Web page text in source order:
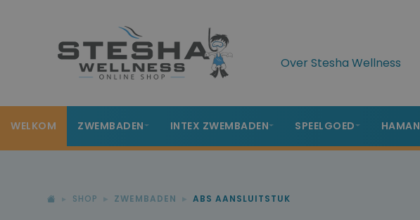
Over Stesha Wellness
WELKOM ZWEMBADEN INTEX ZWEMBADEN SPEELGOED HAMAN
SHOP ZWEMBADEN ABS AANSLUITSTUK